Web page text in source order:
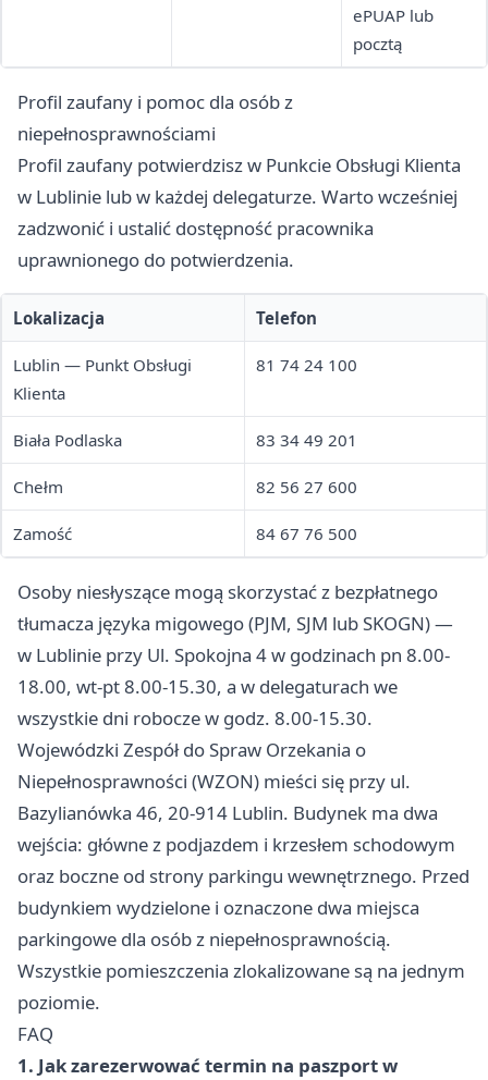
ePUAP lub
pocztą
Profil zaufany i pomoc dla osób z
niepełnosprawnościami
Profil zaufany potwierdzisz w Punkcie Obsługi Klienta
w Lublinie lub w każdej delegaturze. Warto wcześniej
zadzwonić i ustalić dostępność pracownika
uprawnionego do potwierdzenia.
Lokalizacja Telefon
Lublin — Punkt Obsługi
Klienta
81 74 24 100
Biała Podlaska 83 34 49 201
Chełm 82 56 27 600
Zamość 84 67 76 500
Osoby niesłyszące mogą skorzystać z bezpłatnego
tłumacza języka migowego (PJM, SJM lub SKOGN) —
w Lublinie przy Ul. Spokojna 4 w godzinach pn 8.00-
18.00, wt-pt 8.00-15.30, a w delegaturach we
wszystkie dni robocze w godz. 8.00-15.30.
Wojewódzki Zespół do Spraw Orzekania o
Niepełnosprawności (WZON) mieści się przy ul.
Bazylianówka 46, 20-914 Lublin. Budynek ma dwa
wejścia: główne z podjazdem i krzesłem schodowym
oraz boczne od strony parkingu wewnętrznego. Przed
budynkiem wydzielone i oznaczone dwa miejsca
parkingowe dla osób z niepełnosprawnością.
Wszystkie pomieszczenia zlokalizowane są na jednym
poziomie.
FAQ
1. Jak zarezerwować termin na paszport w